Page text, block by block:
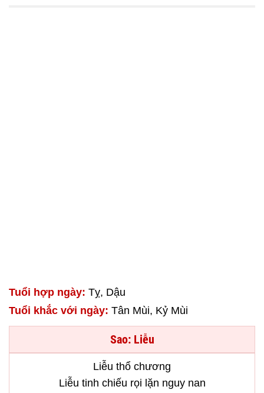
Tuổi hợp ngày: Tỵ, Dậu
Tuổi khắc với ngày: Tân Mùi, Kỷ Mùi
Sao: Liễu
Liễu thổ chương
Liễu tinh chiếu rọi lặn nguy nan